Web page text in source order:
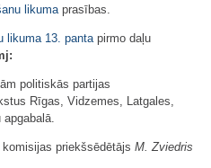
likumaprasības.
likuma 13. pantapirmo daļu
politiskās partijas
Rīgas, Vidzemes, Latgales,
apgabalā.
priekšsēdētājs M. Zviedris